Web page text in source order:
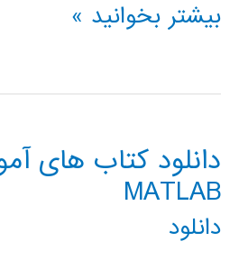
شبکه
1
بیشتر بخوانید »
دانلود کتاب های
MATLAB
دانلود